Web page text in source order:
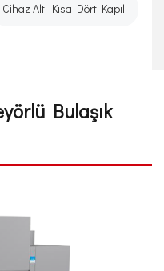
Cihaz Altı Kısa Dört Kapılı
Bulaşık